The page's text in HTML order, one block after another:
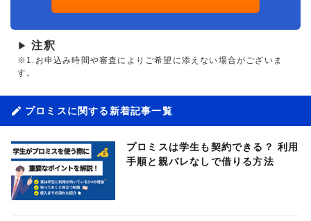
▶ 注釈
※1.お申込み時間や審査によりご希望に添えない場合がございま
す。
プロミスに関する新着記事一覧
プロミスは学生も契約できる？ 利用
手順と親バレなしで借りる方法